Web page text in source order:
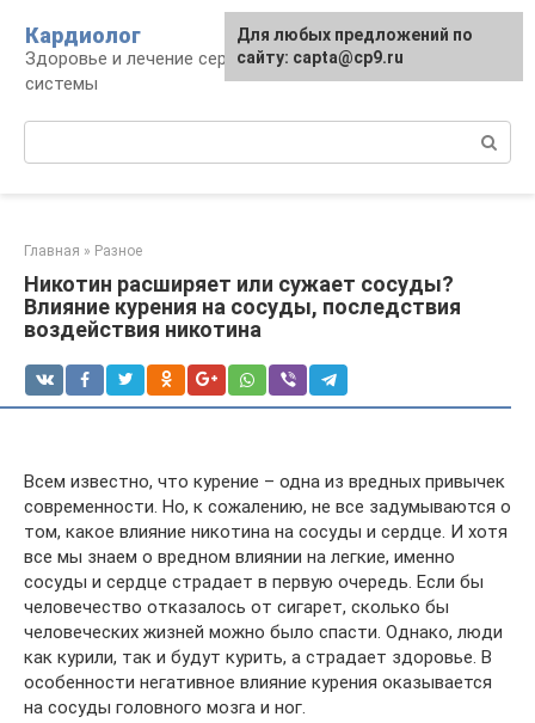
контенту
Кардиолог
Здоровье и лечение сердечно-сосудистой
системы
Главная » Разное
Никотин расширяет или сужает сосуды?
Влияние курения на сосуды, последствия
воздействия никотина
Всем известно, что курение – одна из вредных привычек
современности. Но, к сожалению, не все задумываются о
том, какое влияние никотина на сосуды и сердце. И хотя
все мы знаем о вредном влиянии на легкие, именно
сосуды и сердце страдает в первую очередь. Если бы
человечество отказалось от сигарет, сколько бы
человеческих жизней можно было спасти. Однако, люди
как курили, так и будут курить, а страдает здоровье. В
особенности негативное влияние курения оказывается
на сосуды головного мозга и ног.
Для любых предложений по
сайту: capta@cp9.ru